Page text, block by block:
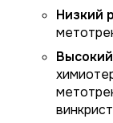
Низкий